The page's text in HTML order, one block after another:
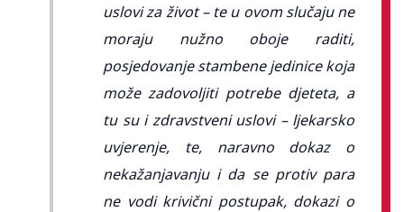
uslovi za život – te u ovom slučaju ne
moraju nužno oboje raditi,
posjedovanje stambene jedinice koja
može zadovoljiti potrebe djeteta, a
tu su i zdravstveni uslovi – ljekarsko
uvjerenje, te, naravno dokaz o
nekažanjavanju i da se protiv para
ne vodi krivični postupak, dokazi o